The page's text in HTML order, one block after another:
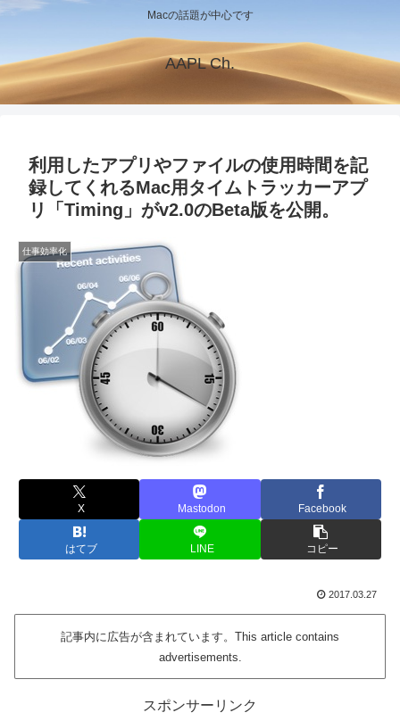
Macの話題が中心です
AAPL Ch.
利用したアプリやファイルの使用時間を記
録してくれるMac用タイムトラッカーアプ
リ「Timing」がv2.0のBeta版を公開。
仕事効率化
X Mastodon Facebook
はてブ LINE コピー
2017.03.27
記事内に広告が含まれています。This article contains
advertisements.
スポンサーリンク